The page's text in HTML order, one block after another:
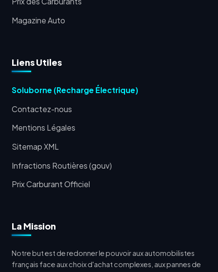
Magazine Auto
Liens Utiles
Soluborne (Recharge Électrique)
Contactez-nous
Mentions Légales
Sitemap XML
Infractions Routières (gouv)
Prix Carburant Officiel
La Mission
Notre but est de redonner le pouvoir aux automobilistes
français face aux choix d'achat complexes, aux pannes de